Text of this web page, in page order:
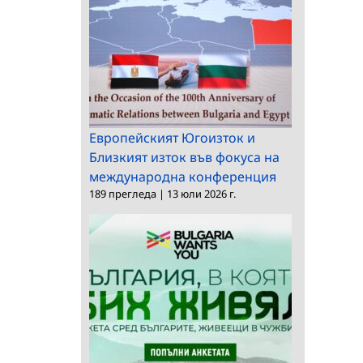
Европейският Югоизток и
Близкият изток във фокуса на
международна конференция
189 прегледа | 13 юли 2026 г.